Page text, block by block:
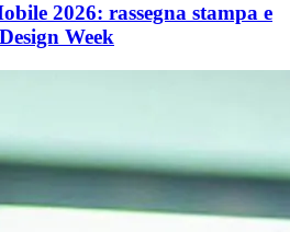
2026: rassegna stampa e
Week